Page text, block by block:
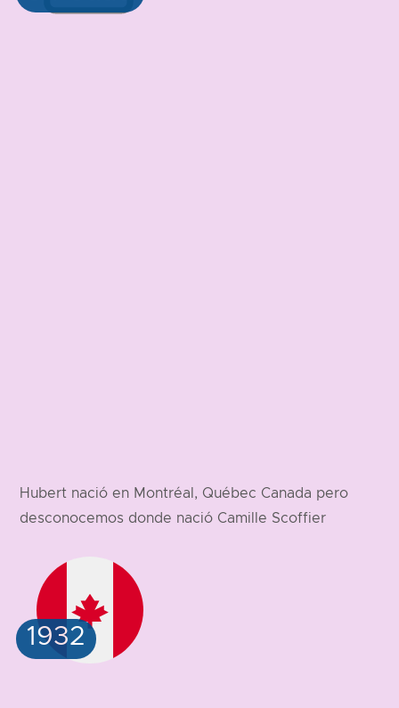
Hubert nació en Montréal, Québec Canada pero
desconocemos donde nació Camille Scoffier